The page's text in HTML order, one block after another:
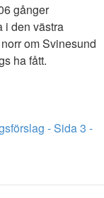
gånger
i den västra
om Svinesund
ha fått.
- Sida 3 -